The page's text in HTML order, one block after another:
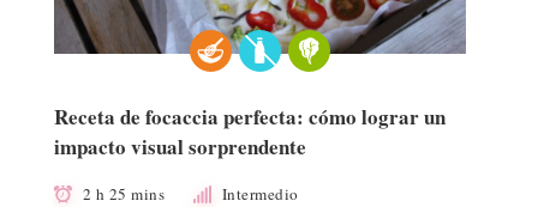
Receta de focaccia perfecta: cómo lograr un
impacto visual sorprendente
2 h 25 mins Intermedio